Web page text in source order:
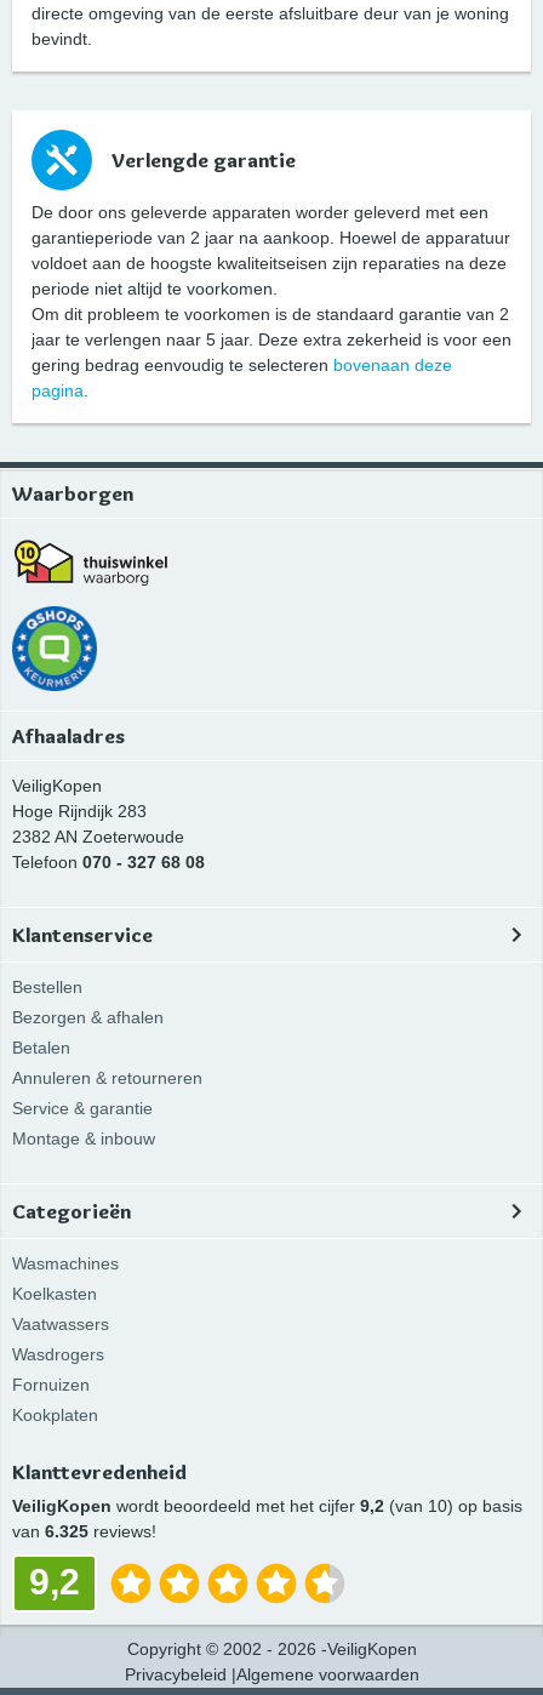
directe omgeving van de eerste afsluitbare deur van je woning
bevindt.
Verlengde garantie
De door ons geleverde apparaten worder geleverd met een
garantieperiode van 2 jaar na aankoop. Hoewel de apparatuur
voldoet aan de hoogste kwaliteitseisen zijn reparaties na deze
periode niet altijd te voorkomen.
Om dit probleem te voorkomen is de standaard garantie van 2
jaar te verlengen naar 5 jaar. Deze extra zekerheid is voor een
gering bedrag eenvoudig te selecteren bovenaan deze
pagina
Waarborgen
Afhaaladres
VeiligKopen
Hoge Rijndijk 283
2382 AN Zoeterwoude
Telefoon 070 - 327 68 08
Klantenservice
Bestellen
Bezorgen & afhalen
Betalen
Annuleren & retourneren
Service & garantie
Montage & inbouw
Categorieën
Wasmachines
Koelkasten
Vaatwassers
Wasdrogers
Fornuizen
Kookplaten
Klanttevredenheid
VeiligKopen wordt beoordeeld met het cijfer 9,2 (van 10) op basis
van 6.325 reviews!
9,2
Copyright ©2002 - 2026 -VeiligKopen
Privacybeleid |Algemene voorwaarden